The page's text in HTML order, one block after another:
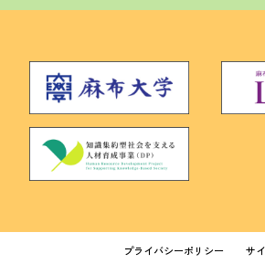
プライバシーポリシー サ